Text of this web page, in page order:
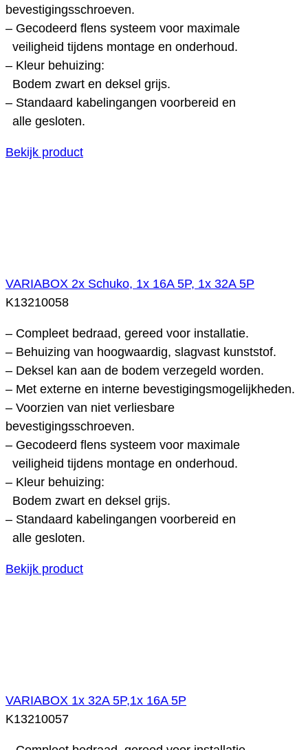
bevestigingsschroeven.
– Gecodeerd flens systeem voor maximale
veiligheid tijdens montage en onderhoud.
– Kleur behuizing:
Bodem zwart en deksel grijs.
– Standaard kabelingangen voorbereid en
alle gesloten.
Bekijk product
VARIABOX 2x Schuko, 1x 16A 5P, 1x 32A 5P
K13210058
– Compleet bedraad, gereed voor installatie.
– Behuizing van hoogwaardig, slagvast kunststof.
– Deksel kan aan de bodem verzegeld worden.
– Met externe en interne bevestigingsmogelijkheden.
– Voorzien van niet verliesbare
bevestigingsschroeven.
– Gecodeerd flens systeem voor maximale
veiligheid tijdens montage en onderhoud.
– Kleur behuizing:
Bodem zwart en deksel grijs.
– Standaard kabelingangen voorbereid en
alle gesloten.
Bekijk product
VARIABOX 1x 32A 5P,1x 16A 5P
K13210057